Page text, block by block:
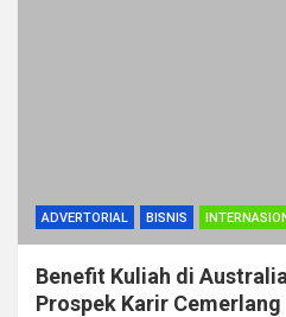
ADVERTORIAL BISNIS
Benefit Kuliah di
Prospek Karir Cemerlang